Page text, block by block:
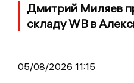
Дмитрий Миляев
складу WB в
05/08/2026 11:15